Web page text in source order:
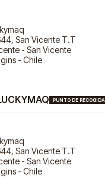
San Vicente T.T
- San Vicente
- Chile
PUNTO DE RECOGIDA
San Vicente T.T
- San Vicente
- Chile